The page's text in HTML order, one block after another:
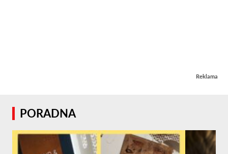
Reklama
PORADNA